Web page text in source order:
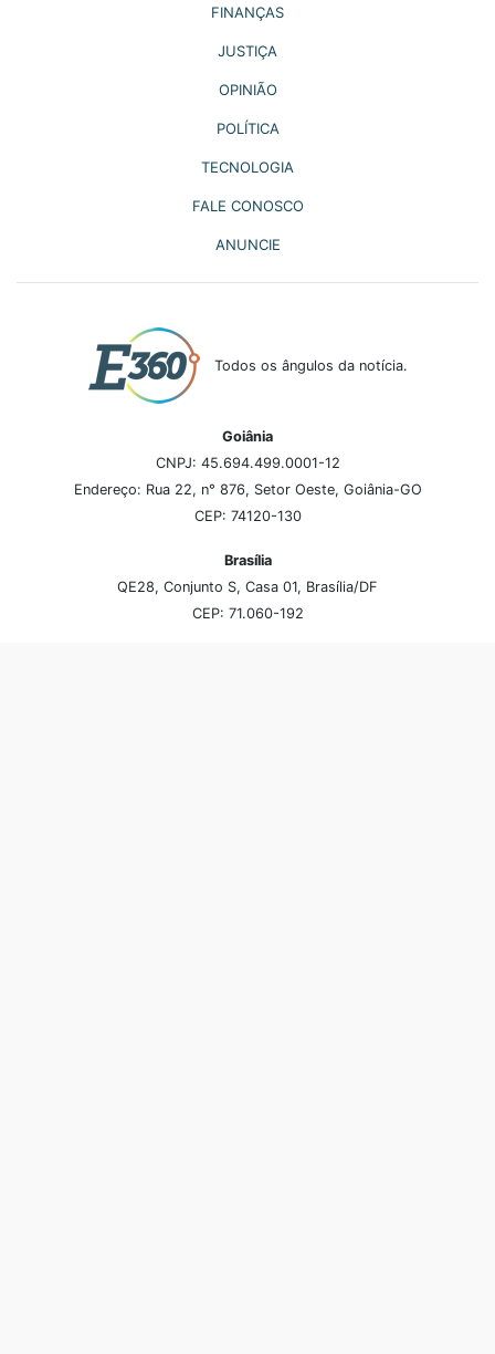
FINANÇAS
JUSTIÇA
OPINIÃO
POLÍTICA
TECNOLOGIA
FALE CONOSCO
ANUNCIE
Todos os ângulos da notícia.
Goiânia
CNPJ: 45.694.499.0001-12
Endereço: Rua 22, n° 876, Setor Oeste, Goiânia-GO
CEP: 74120-130
Brasília
QE28, Conjunto S, Casa 01, Brasília/DF
CEP: 71.060-192